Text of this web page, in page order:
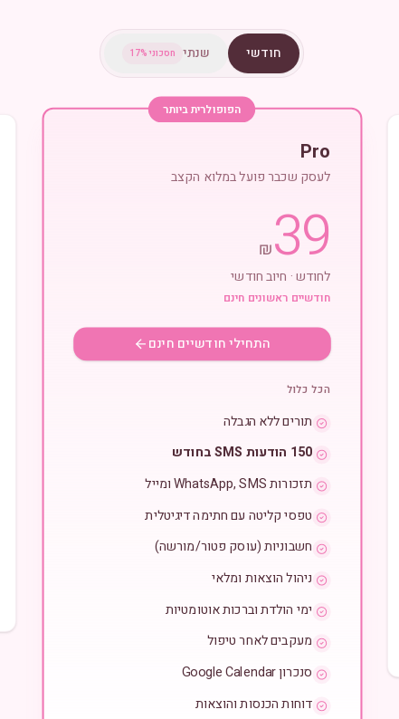
חודשי שנתי חסכוני 17%
הפופולרית ביותר
Pro
לעסק שכבר פועל במלוא הקצב
39
₪
לחודש · חיוב חודשי
חודשיים ראשונים חינם
התחילי חודשיים חינם
הכל כלול
תורים ללא הגבלה
150 הודעות SMS בחודש
תזכורות WhatsApp, SMS ומייל
טפסי קליטה עם חתימה דיגיטלית
חשבוניות (עוסק פטור/מורשה)
ניהול הוצאות ומלאי
ימי הולדת וברכות אוטומטיות
מעקבים לאחר טיפול
סנכרון Google Calendar
דוחות הכנסות והוצאות